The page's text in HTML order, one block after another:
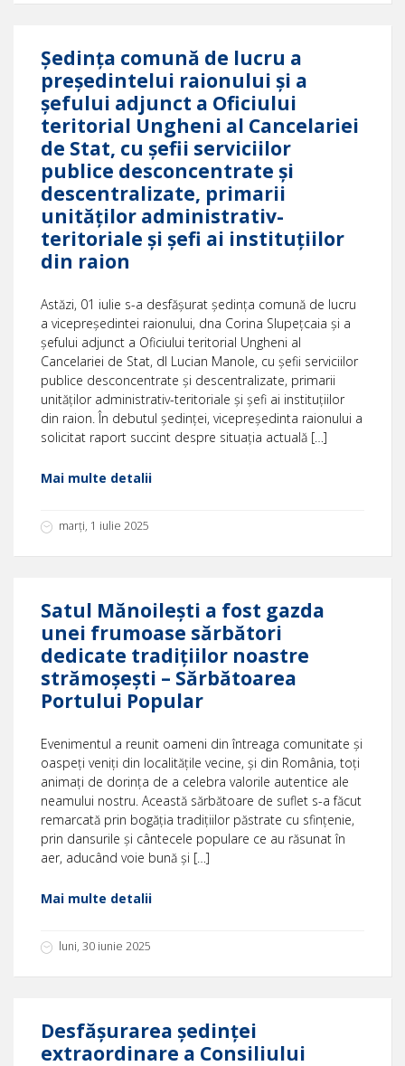
Ședința comună de lucru a
președintelui raionului şi a
şefului adjunct a Oficiului
teritorial Ungheni al Cancelariei
de Stat, cu şefii serviciilor
publice desconcentrate și
descentralizate, primarii
unităților administrativ-
teritoriale și șefi ai instituțiilor
din raion
Astăzi, 01 iulie s-a desfășurat ședința comună de lucru
a vicepreședintei raionului, dna Corina Slupețcaia şi a
şefului adjunct a Oficiului teritorial Ungheni al
Cancelariei de Stat, dl Lucian Manole, cu şefii serviciilor
publice desconcentrate și descentralizate, primarii
unităților administrativ-teritoriale și șefi ai instituțiilor
din raion. În debutul ședinței, vicepreședinta raionului a
solicitat raport succint despre situația actuală […]
Mai multe detalii
marți, 1 iulie 2025
Satul Mănoilești a fost gazda
unei frumoase sărbători
dedicate tradițiilor noastre
strămoșești – Sărbătoarea
Portului Popular
Evenimentul a reunit oameni din întreaga comunitate și
oaspeți veniți din localitățile vecine, și din România, toți
animați de dorința de a celebra valorile autentice ale
neamului nostru. Această sărbătoare de suflet s-a făcut
remarcată prin bogăția tradițiilor păstrate cu sfințenie,
prin dansurile și cântecele populare ce au răsunat în
aer, aducând voie bună și […]
Mai multe detalii
luni, 30 iunie 2025
Desfășurarea ședinței
extraordinare a Consiliului